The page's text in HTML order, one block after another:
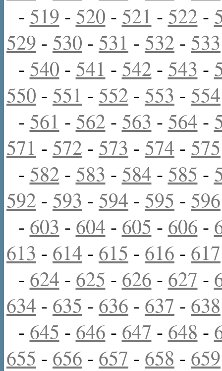
- 519 - 520 - 521 - 522 -
529 - 530 - 531 - 532 - 533
- 540 - 541 - 542 - 543 -
550 - 551 - 552 - 553 - 554
- 561 - 562 - 563 - 564 -
571 - 572 - 573 - 574 - 575
- 582 - 583 - 584 - 585 -
592 - 593 - 594 - 595 - 596
- 603 - 604 - 605 - 606 -
613 - 614 - 615 - 616 - 617
- 624 - 625 - 626 - 627 -
634 - 635 - 636 - 637 - 638
- 645 - 646 - 647 - 648 -
655 - 656 - 657 - 658 - 659